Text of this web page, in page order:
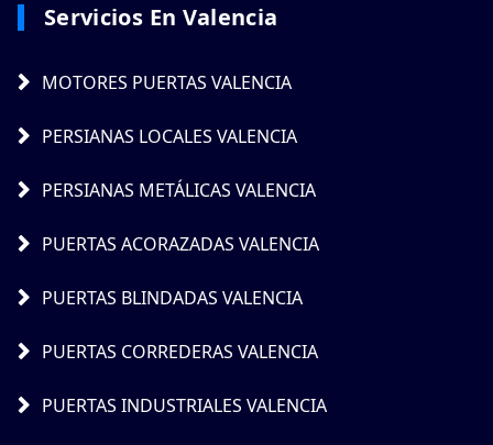
Servicios En Valencia
MOTORES PUERTAS VALENCIA
PERSIANAS LOCALES VALENCIA
PERSIANAS METÁLICAS VALENCIA
PUERTAS ACORAZADAS VALENCIA
PUERTAS BLINDADAS VALENCIA
PUERTAS CORREDERAS VALENCIA
PUERTAS INDUSTRIALES VALENCIA